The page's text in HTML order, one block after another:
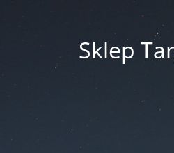
Sklep